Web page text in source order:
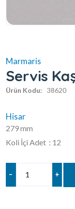
Marmaris
Servis
Ürün Kodu: 38620
Hisar
279 mm
Koli İçi Adet : 12
– +